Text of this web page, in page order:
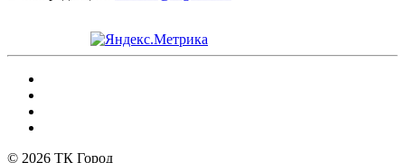
© 2026 ТК Город